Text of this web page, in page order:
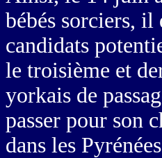
bébés sorciers,
candidats
le troisième et
yorkais de
passer pour son
dans les